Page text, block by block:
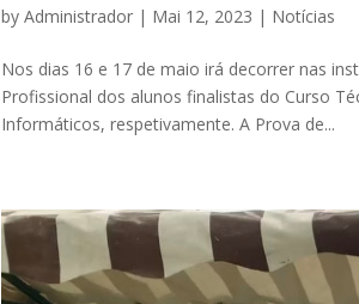
byAdministrador | Mai 12, 2023 | Notícias
Nos dias 16 e 17 de maio irá decorrer nas
Profissional dos alunos finalistas do Curso
Informáticos, respetivamente. A Prova de...